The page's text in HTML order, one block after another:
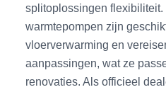
splitoplossingen flexibiliteit.
warmtepompen zijn
vloerverwarming en
aanpassingen, wat ze
renovaties. Als officieel